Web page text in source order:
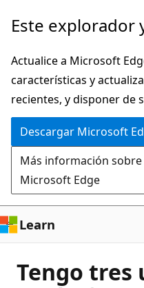
Ir
contenido
principal
Este explorador
Actualice a Microsoft
características y
recientes, y disponer de
Descargar Microsoft
Más información
Microsoft Edge
Learn
Tengo tres